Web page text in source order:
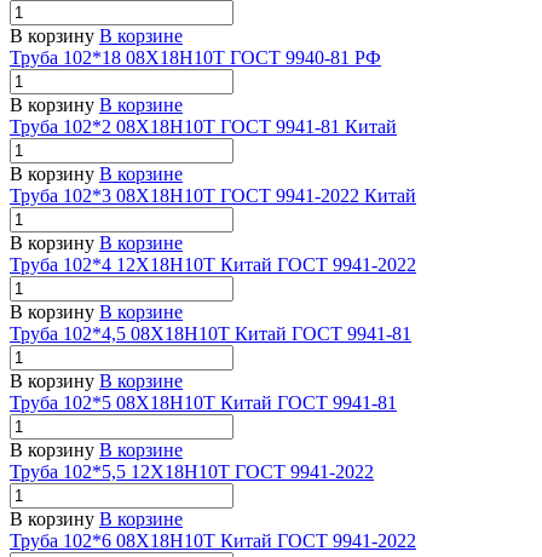
В корзину В корзине
Труба 102*18 08Х18Н10Т ГОСТ 9940-81 РФ
В корзину В корзине
Труба 102*2 08Х18Н10Т ГОСТ 9941-81 Китай
В корзину В корзине
Труба 102*3 08Х18Н10Т ГОСТ 9941-2022 Китай
В корзину В корзине
Труба 102*4 12Х18Н10Т Китай ГОСТ 9941-2022
В корзину В корзине
Труба 102*4,5 08Х18Н10Т Китай ГОСТ 9941-81
В корзину В корзине
Труба 102*5 08Х18Н10Т Китай ГОСТ 9941-81
В корзину В корзине
Труба 102*5,5 12Х18Н10Т ГОСТ 9941-2022
В корзину В корзине
Труба 102*6 08Х18Н10Т Китай ГОСТ 9941-2022